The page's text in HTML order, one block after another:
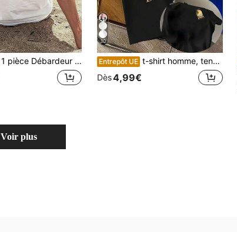
1 pièce Débardeur décontracté à col rond avec imprimé graphique pour hommes, été
10
Entrepôt UE t-shirt homme, tenue d'été homme, chemise streetwear y2k homme, hauts en coton, t-shirts femme, style années 90, cadeau pour la fête des pères, tenue de festival homme
Dès4,99€
Voir plus